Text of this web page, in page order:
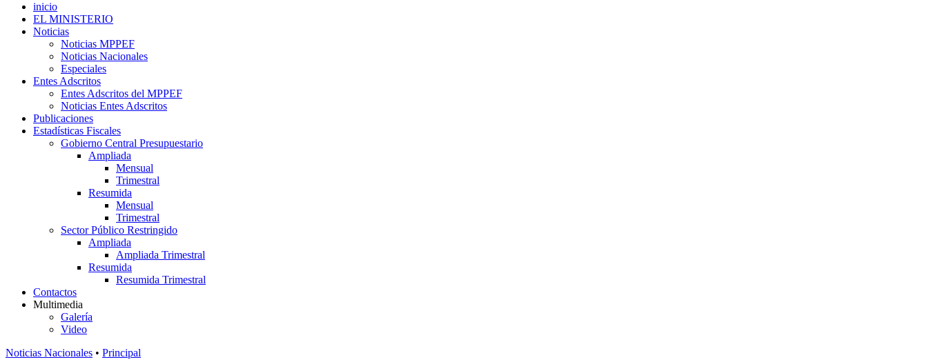
inicio
EL MINISTERIO
Noticias
Noticias MPPEF
Noticias Nacionales
Especiales
Entes Adscritos
Entes Adscritos del MPPEF
Noticias Entes Adscritos
Publicaciones
Estadísticas Fiscales
Gobierno Central Presupuestario
Ampliada
Mensual
Trimestral
Resumida
Mensual
Trimestral
Sector Público Restringido
Ampliada
Ampliada Trimestral
Resumida
Resumida Trimestral
Contactos
Multimedia
Galería
Video
Noticias Nacionales • Principal